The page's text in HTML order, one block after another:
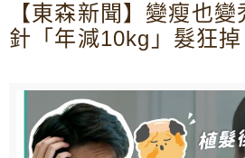
【東森新聞】變瘦也
針「年減10kg」髮狂掉